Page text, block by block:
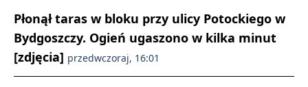
Płonął taras w bloku przy ulicy Potockiego w
Bydgoszczy. Ogień ugaszono w kilka minut
[zdjęcia] przedwczoraj, 16:01